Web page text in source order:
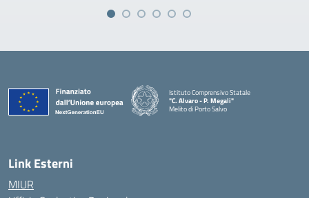
Istituto Comprensivo Statale
"C. Alvaro - P. Megali"
Melito di Porto Salvo
Link Esterni
MIUR